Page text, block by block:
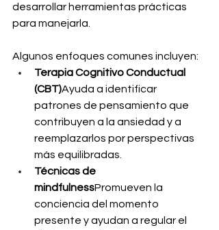
desarrollar herramientas prácticas
para manejarla.
Algunos enfoques comunes incluyen:
Terapia Cognitivo Conductual
(CBT)Ayuda a identificar
patrones de pensamiento que
contribuyen a la ansiedad y a
reemplazarlos por perspectivas
más equilibradas.
Técnicas de
mindfulnessPromueven la
conciencia del momento
presente y ayudan a regular el